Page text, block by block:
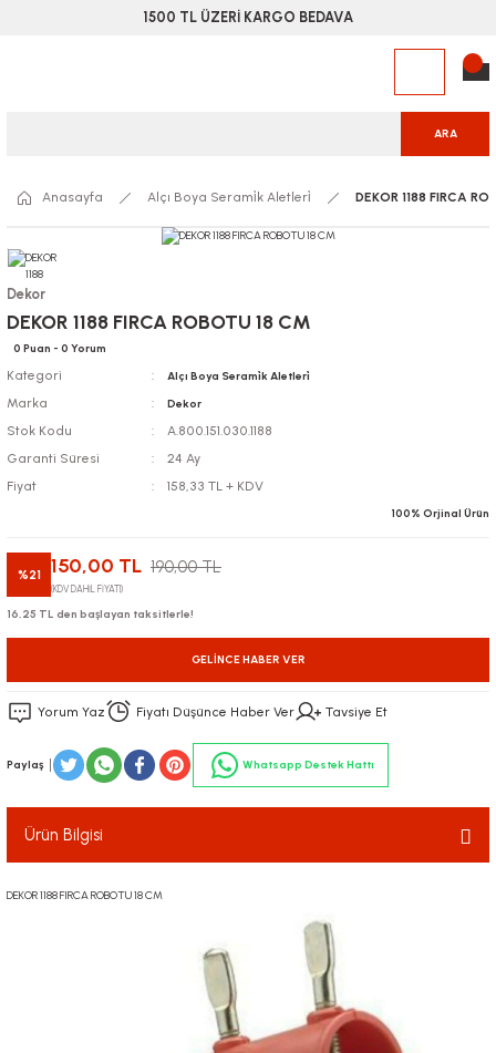
1500 TL ÜZERİ KARGO BEDAVA
ARA
Anasayfa Alçı Boya Serami̇k Aletleri̇ DEKOR 1188 FIRCA
Dekor
DEKOR 1188 FIRCA ROBOTU 18 CM
0 Puan - 0 Yorum
Kategori Alçı Boya Serami̇k Aletleri̇
Marka Dekor
Stok Kodu
A.800.151.030.1188
Garanti Süresi
24 Ay
Fiyat
158,33 TL + KDV
100% Orjinal Ürün
%21 150,00 TL 190,00 TL
(KDV DAHİL FİYATI)
16,25 TL den başlayan taksitlerle!
GELINCE HABER VER
Yorum Yaz Fiyatı Düşünce Haber Ver Tavsiye Et
Paylaş Whatsapp Destek Hattı
Ürün Bilgisi
DEKOR 1188 FIRCA ROBOTU 18 CM